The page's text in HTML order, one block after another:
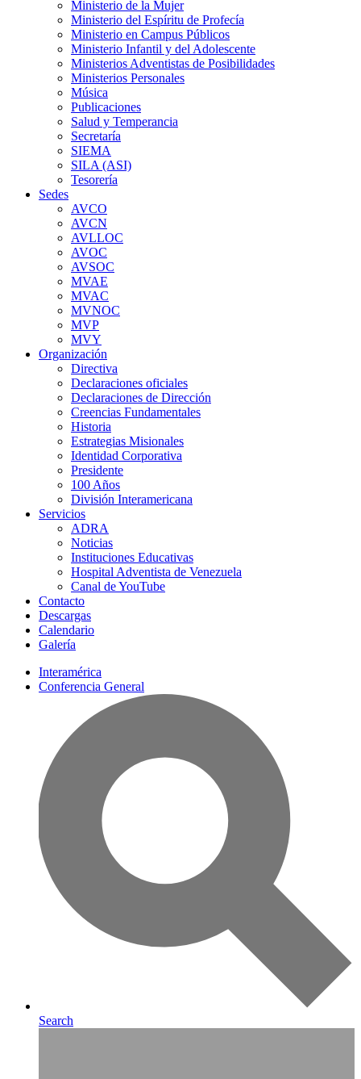
Ministerio de la Mujer
Ministerio del Espíritu de Profecía
Ministerio en Campus Públicos
Ministerio Infantil y del Adolescente
Ministerios Adventistas de Posibilidades
Ministerios Personales
Música
Publicaciones
Salud y Temperancia
Secretaría
SIEMA
SILA (ASI)
Tesorería
Sedes
AVCO
AVCN
AVLLOC
AVOC
AVSOC
MVAE
MVAC
MVNOC
MVP
MVY
Organización
Directiva
Declaraciones oficiales
Declaraciones de Dirección
Creencias Fundamentales
Historia
Estrategias Misionales
Identidad Corporativa
Presidente
100 Años
División Interamericana
Servicios
ADRA
Noticias
Instituciones Educativas
Hospital Adventista de Venezuela
Canal de YouTube
Contacto
Descargas
Calendario
Galería
Interamérica
Conferencia General
Search